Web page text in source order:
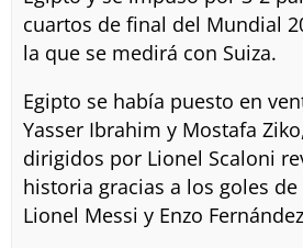
cuartos de final del Mundial
la que se medirá con Suiza.
Egipto se había puesto en
Yasser Ibrahim y Mostafa
dirigidos por Lionel Scaloni
historia gracias a los goles
Lionel Messi y Enzo